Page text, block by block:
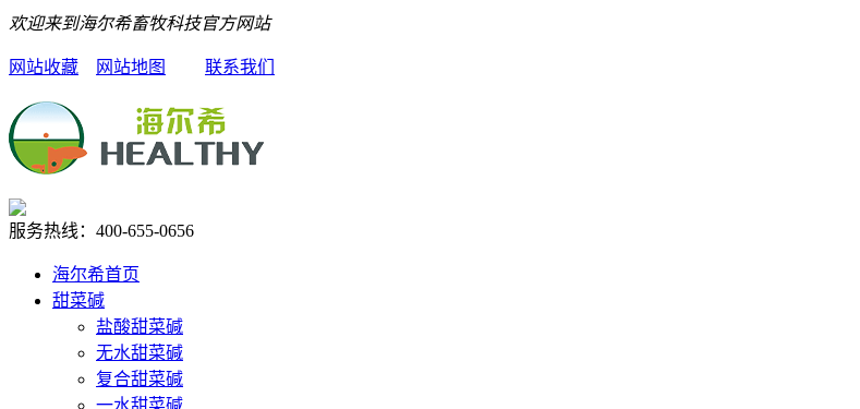
欢迎来到海尔希畜牧科技官方网站
网站收藏 网站地图 联系我们
服务热线： 400-655-0656
海尔希首页
甜菜碱
盐酸甜菜碱
无水甜菜碱
复合甜菜碱
一水甜菜碱